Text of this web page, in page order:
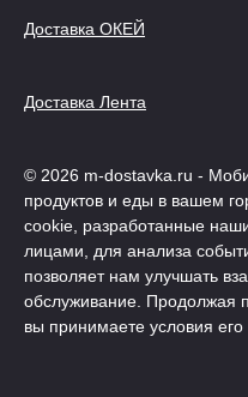
Доставка ОКЕЙ
Доставка Лента
© 2026 m-dostavka.ru -
продуктов и еды в вашем
cookie, разработанные
лицами, для анализа
позволяет нам улучшать
обслуживание. Продолжая
вы принимаете условия его